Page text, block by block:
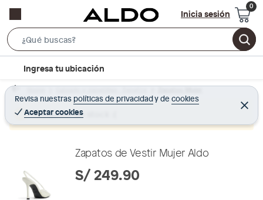
Inicia sesión
e
r
c
B
r
c
t
Ingresa tu ubicación
Revisa nuestras políticas de privacidadyde cookies
Aceptar cookies
C
e
r
Home Calzado y zapatillas - Zapatos Zapatos Mujer
Producto sin stock :(
Zapatos de Vestir Mujer Aldo
S/ 249.90